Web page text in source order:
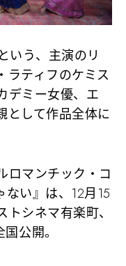
いう、主演のリ
ラティフのケミス
デミー女優、エ
として作品全体に
ロマンチック・コ
ない』は、12月15
シネマ有楽町、
公開。